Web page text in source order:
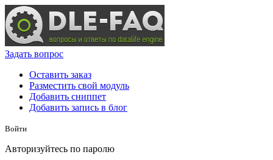
Задать вопрос
Оставить заказ
Разместить свой модуль
Добавить сниппет
Добавить запись в блог
Войти
Авторизуйтесь по паролю